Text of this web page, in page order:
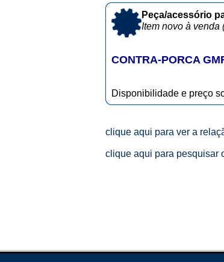
Peça/acessório
Item novo à venda
CONTRA-PORCA
Disponibilidade e preço
clique aqui para ver a
clique aqui para pesquisar